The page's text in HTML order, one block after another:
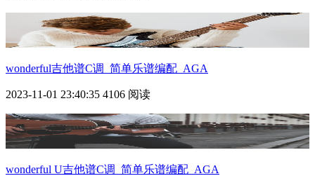
wonderful吉他谱C调_简单乐谱编配_AGA
2023-11-01 23:40:35 4106 阅读
wonderful U吉他谱C调_简单乐谱编配_AGA